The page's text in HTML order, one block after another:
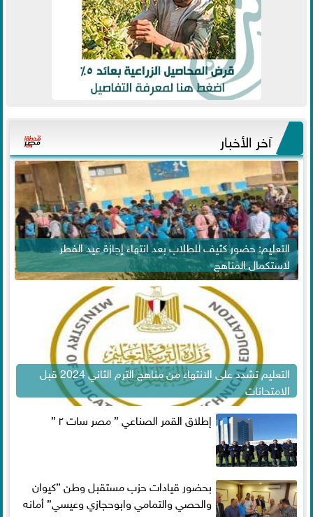
آخر الأخبار
التعليم: حضور كثيف للطلاب بعد انتهاء إجازة عيد الفطر
لاستكمال المناهج
التعليم تشدد على الانتهاء من مناهج الترم الثاني 2024 قبل
الامتحانات
إطلاق القمر الصناعي ” مصر سات ٢ ”
بحضور قيادات حزب مستقبل وطن ”كيوان
والحصي والتمامي وابوحجازي وعيسي” أمانه